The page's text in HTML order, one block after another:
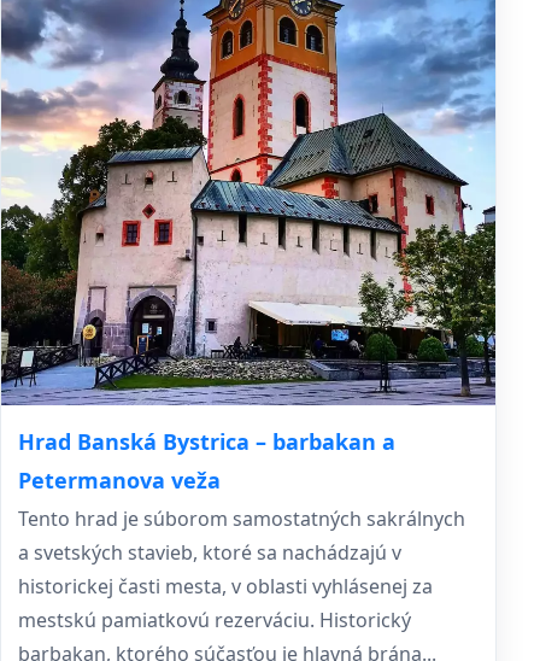
Hrad Banská Bystrica – barbakan a
Petermanova veža
Tento hrad je súborom samostatných sakrálnych
a svetských stavieb, ktoré sa nachádzajú v
historickej časti mesta, v oblasti vyhlásenej za
mestskú pamiatkovú rezerváciu. Historický
barbakan, ktorého súčasťou je hlavná brána...